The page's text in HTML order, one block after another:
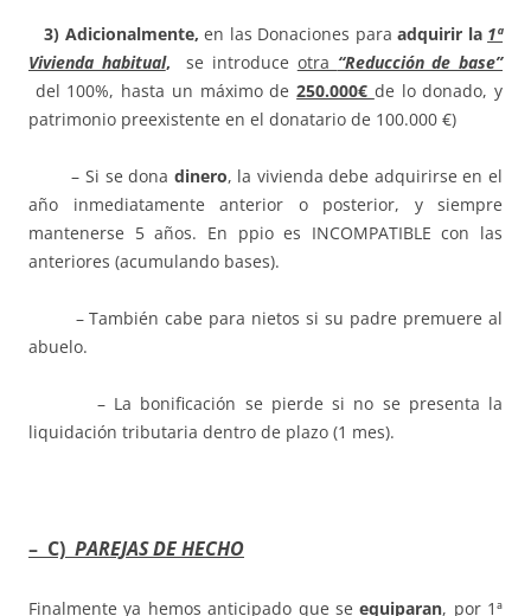
3) Adicionalmente,en las Donaciones paraadquirir la 1ª
Vivienda habitual,se introduce otra “Reducción de base”
del 100%, hasta un máximo de250.000€ de lo donado, y
patrimonio preexistente en el donatario de 100.000 €)
– Si se dona dinero, la vivienda debe adquirirse en el
año inmediatamente anterior o posterior, y siempre
mantenerse 5 años. En ppio es INCOMPATIBLE con las
anteriores (acumulando bases).
– También cabe para nietos si su padre premuere al
abuelo.
– La bonificación se pierde si no se presenta la
liquidación tributaria dentro de plazo (1 mes).
– C) PAREJAS DE HECHO
Finalmente ya hemos anticipado que seequiparan, por 1ª